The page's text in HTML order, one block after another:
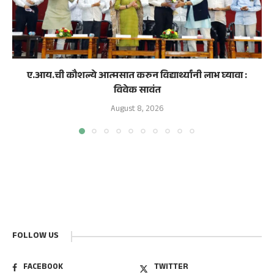
ए.आय.ची कौशल्ये आत्मसात करुन विद्यार्थ्यांनी लाभ घ्यावा :
विवेक सावंत
August 8, 2026
FOLLOW US
FACEBOOK
TWITTER